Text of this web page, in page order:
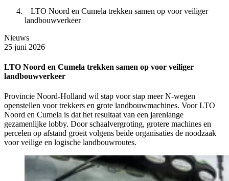
LTO Noord en Cumela trekken samen op voor veiliger
landbouwverkeer
Nieuws
25 juni 2026
LTO Noord en Cumela trekken samen op voor veiliger
landbouwverkeer
Provincie Noord-Holland wil stap voor stap meer N-wegen
openstellen voor trekkers en grote landbouwmachines. Voor LTO
Noord en Cumela is dat het resultaat van een jarenlange
gezamenlijke lobby. Door schaalvergroting, grotere machines en
percelen op afstand groeit volgens beide organisaties de noodzaak
voor veilige en logische landbouwroutes.